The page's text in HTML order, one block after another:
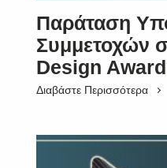
Παράταση
Συμμετοχών
Design
Διαβάστε Περισσότερα